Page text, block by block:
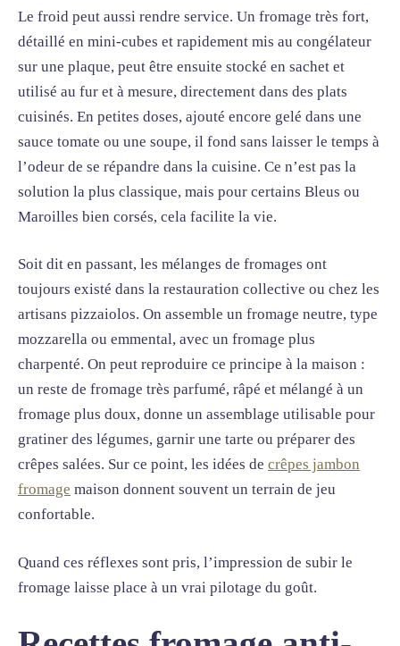
Le froid peut aussi rendre service. Un fromage très fort,
détaillé en mini-cubes et rapidement mis au congélateur
sur une plaque, peut être ensuite stocké en sachet et
utilisé au fur et à mesure, directement dans des plats
cuisinés. En petites doses, ajouté encore gelé dans une
sauce tomate ou une soupe, il fond sans laisser le temps à
l’odeur de se répandre dans la cuisine. Ce n’est pas la
solution la plus classique, mais pour certains Bleus ou
Maroilles bien corsés, cela facilite la vie.
Soit dit en passant, les mélanges de fromages ont
toujours existé dans la restauration collective ou chez les
artisans pizzaiolos. On assemble un fromage neutre, type
mozzarella ou emmental, avec un fromage plus
charpenté. On peut reproduire ce principe à la maison :
un reste de fromage très parfumé, râpé et mélangé à un
fromage plus doux, donne un assemblage utilisable pour
gratiner des légumes, garnir une tarte ou préparer des
crêpes salées. Sur ce point, les idées de crêpes jambon
fromage maison donnent souvent un terrain de jeu
confortable.
Quand ces réflexes sont pris, l’impression de subir le
fromage laisse place à un vrai pilotage du goût.